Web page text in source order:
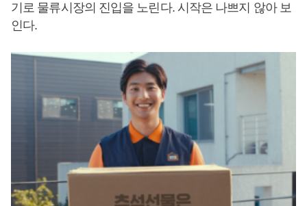
기로 물류시장의 진입을 노린다. 시작은 나쁘지 않아 보
인다.